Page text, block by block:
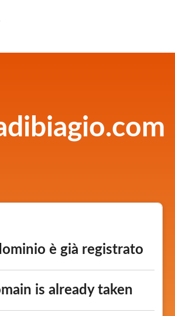
è già registrato
is already taken